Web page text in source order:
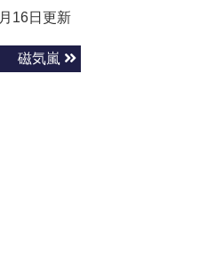
16日更新
磁気嵐